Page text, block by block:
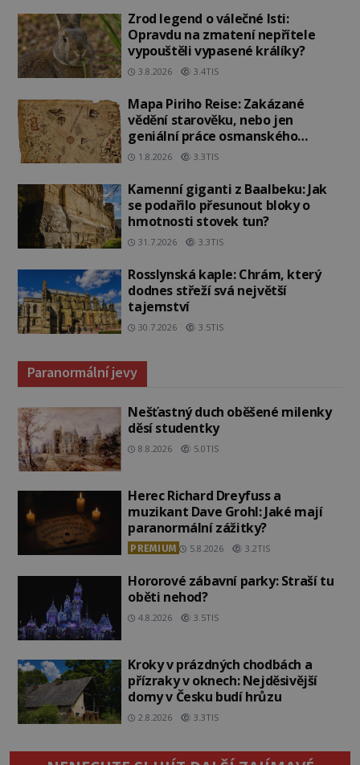
Zrod legend o válečné lsti:
Opravdu na zmatení nepřítele
vypouštěli vypasené králíky?
3.8.2026 3.4TIS
Mapa Piriho Reise: Zakázané
vědění starověku, nebo jen
geniální práce osmanského
admirála?
1.8.2026 3.3TIS
Kamenní giganti z Baalbeku: Jak
se podařilo přesunout bloky o
hmotnosti stovek tun?
31.7.2026 3.3TIS
Rosslynská kaple: Chrám, který
dodnes střeží svá největší
tajemství
30.7.2026 3.5TIS
Paranormální jevy
Nešťastný duch oběšené milenky
děsí studentky
8.8.2026 5.0TIS
Herec Richard Dreyfuss a
muzikant Dave Grohl: Jaké mají
paranormální zážitky?
PREMIUM 5.8.2026 3.2TIS
Hororové zábavní parky: Straší tu
oběti nehod?
4.8.2026 3.5TIS
Kroky v prázdných chodbách a
přízraky v oknech: Nejděsivější
domy v Česku budí hrůzu
2.8.2026 3.3TIS